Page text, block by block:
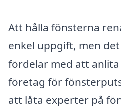
Att hålla fönsterna
enkel uppgift, men
fördelar med att
företag för
att låta experter på